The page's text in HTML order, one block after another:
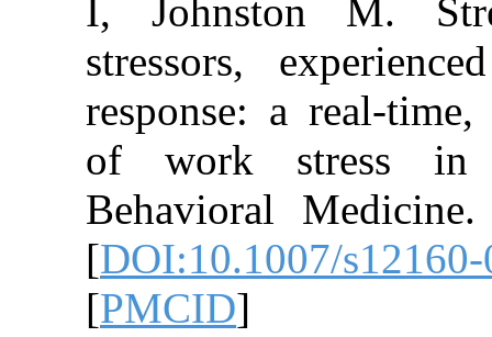
I, Johnston
stressors,
response: a
of work
Behavioral
[DOI:10.1007/
[PMCID